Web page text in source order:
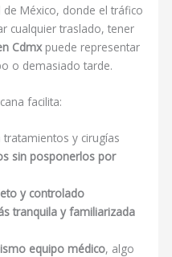
México, donde el tráfico
cualquier traslado, tener
Cdmxpuede representar
o demasiado tarde.
facilita:
y cirugías
sin posponerlos por
y controlado
tranquila y familiarizada
equipo médico, algo